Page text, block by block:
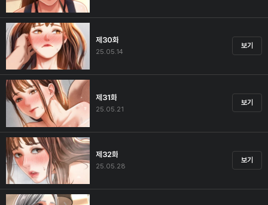
제30화
25.05.14
보기
제31화
25.05.21
보기
제32화
25.05.28
보기